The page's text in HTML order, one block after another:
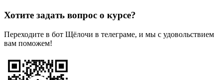
Хотите задать вопрос о курсе?
Переходите в бот Щёлочи в телеграме, и мы с удовольствием
вам поможем!